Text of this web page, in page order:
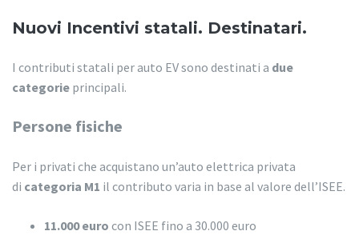
Nuovi Incentivi statali. Destinatari.
I contributi statali per auto EV sono destinati a due
categorie principali.
Persone fisiche
Per i privati che acquistano un’auto elettrica privata
di categoria M1 il contributo varia in base al valore dell’ISEE.
11.000 euro con ISEE fino a 30.000 euro